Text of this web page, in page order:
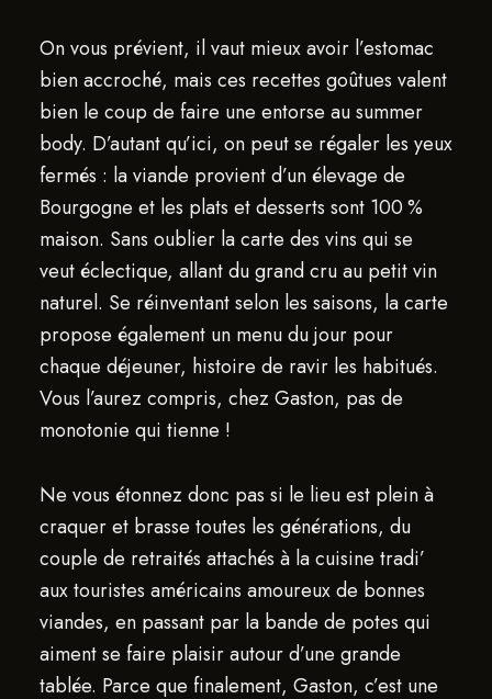
On vous prévient, il vaut mieux avoir l’estomac
bien accroché, mais ces recettes goûtues valent
bien le coup de faire une entorse au summer
body. D’autant qu’ici, on peut se régaler les yeux
fermés : la viande provient d’un élevage de
Bourgogne et les plats et desserts sont 100 %
maison. Sans oublier la carte des vins qui se
veut éclectique, allant du grand cru au petit vin
naturel. Se réinventant selon les saisons, la carte
propose également un menu du jour pour
chaque déjeuner, histoire de ravir les habitués.
Vous l’aurez compris, chez Gaston, pas de
monotonie qui tienne !
Ne vous étonnez donc pas si le lieu est plein à
craquer et brasse toutes les générations, du
couple de retraités attachés à la cuisine tradi’
aux touristes américains amoureux de bonnes
viandes, en passant par la bande de potes qui
aiment se faire plaisir autour d’une grande
tablée. Parce que finalement, Gaston, c’est une